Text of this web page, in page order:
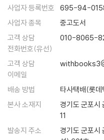
장인수 | 73
곁눈질 | 74
조용한 서울 | 75
꿈 | 76
눈물로 간을 한 마음 | 77
4. 속삭임
속삭임 1 | 81
속삭임 3 | 84
속삭임 4 | 85
사업자 등록번호
695-94-
사업자 종목
중고도서
고객 상담
전화번호(유선)
010-8065-
고객 상담
이메일
배송 방법
타사택배(롯데
본사 소재지
경기도 군포
11
발송지 주소
경기도 군포시